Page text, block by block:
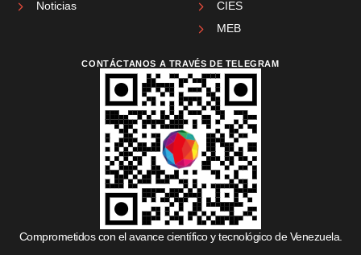
Noticias
CIES
MEB
CONTÁCTANOS A TRAVÉS DE TELEGRAM
Comprometidos con el avance científico y tecnológico de Venezuela.